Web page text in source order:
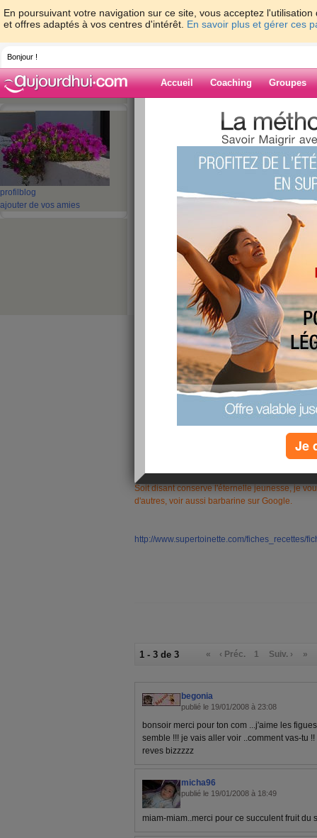
En poursuivant votre navigation sur ce site, vous acceptez
et offres adaptés à vos centres d'intérêt. En savoir plus et gérer ces
Bonjour !
Accueil Coaching Groupes
profil blog
ajouter de vos amies
> >
Blog de
Confitures
précautionneusement en octobre, novembre,
Soit disant conserve l'éternelle jeunesse, je
d'autres, voir aussi barbarine sur Google.
http://www.supertoinette.com/fiches_recettes/
1 - 3 de 3 « ‹ Préc. 1 Suiv. › »
begonia
publié le 19/01/2008 à 23:08
bonsoir merci pour ton com ...j'aime les
semble !!! je vais aller voir ..comment vas-tu
reves bizzzzz
micha96
publié le 19/01/2008 à 18:49
miam-miam..merci pour ce succulent fruit du
Je